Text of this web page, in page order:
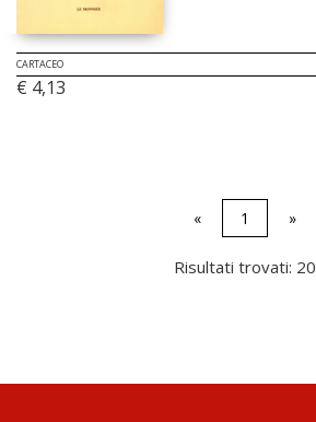
CARTACEO
€ 4,13
« 1 »
Risultati trovati: 20